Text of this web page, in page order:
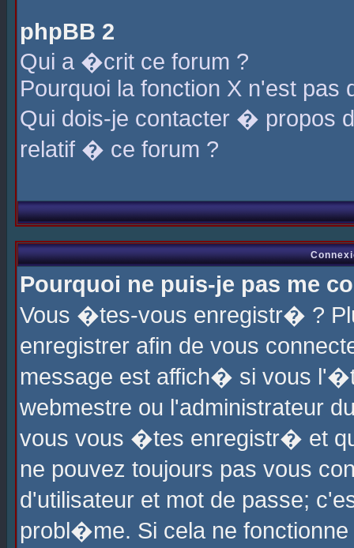
phpBB 2
Qui a �crit ce forum ?
Pourquoi la fonction X n'est pas
Qui dois-je contacter � propos
relatif � ce forum ?
Pourquoi ne puis-je pas me
Vous �tes-vous enregistr� ?
enregistrer afin de vous
message est affich� si vous
webmestre ou l'administrateur
vous vous �tes enregistr� et
ne pouvez toujours pas vous
d'utilisateur et mot de passe;
probl�me. Si cela ne